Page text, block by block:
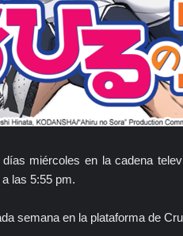
miércoles en la cadena
las 5:55 pm.
semana en la plataforma de